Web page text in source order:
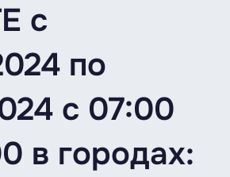
с
по
с 07:00
в городах: